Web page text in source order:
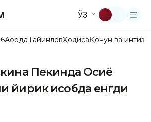
ЎЗ
АқордаТайинловҲодисаҚонун ва
Пекинда Осиё
йирик ҳисобда енгди